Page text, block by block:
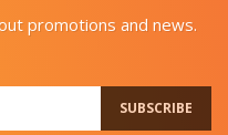
promotions and news.